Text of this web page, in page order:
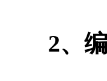
2、